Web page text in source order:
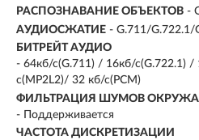
РАСПОЗНАВАНИЕ ОБЪЕКТОВ -
АУДИОСЖАТИЕ - G.711/G.722.1/
БИТРЕЙТ АУДИО
- 64кб/с(G.711) / 16кб/с(G.722.1)
с(MP2L2)/ 32 кб/с(PCM)
ФИЛЬТРАЦИЯ ШУМОВ
- Поддерживается
ЧАСТОТА ДИСКРЕТИЗАЦИИ